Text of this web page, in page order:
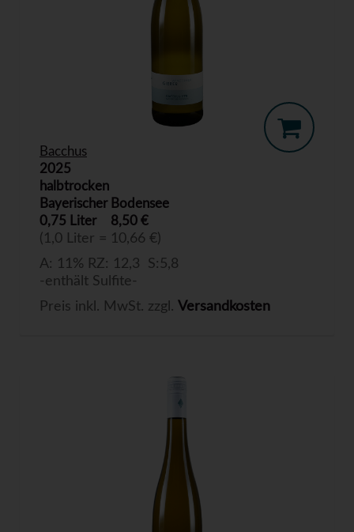
Bacchus
2025
halbtrocken
Bayerischer Bodensee
0,75 Liter
8,50 €
(1,0 Liter = 10,66 €)
A: 11% RZ: 12,3 S:5,8
-enthält Sulfite-
Preis inkl. MwSt. zzgl. Versandkosten